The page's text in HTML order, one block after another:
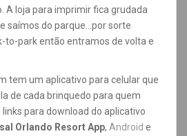
A loja para imprimir fica grudada
saímos do parque…por sorte
to-park então entramos de volta e
tem um aplicativo para celular que
de cada brinquedo para quem
para download do aplicativo
Orlando Resort App, Android e